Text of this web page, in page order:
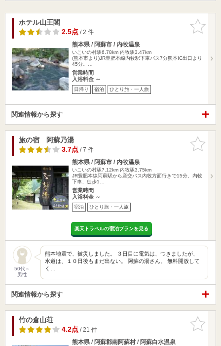
お気に入
りに追加
ホテル山王閣
2.5点/ 2 件
熊本県 / 阿蘇市 / 内牧温泉
いこいの村駅6.78km 内牧駅3.47km
(熊本市より)JR豊肥本線内牧駅下車バス7分熊本IC出口より
45分。…
営業時間
入浴料金 ～
日帰り 宿泊 ひとり旅・一人旅
関連情報から探す
お気に入
りに追加
旅の宿 阿蘇乃湯
3.7点/ 7 件
熊本県 / 阿蘇市 / 内牧温泉
いこいの村駅7.12km 内牧駅3.75km
JR豊肥本線阿蘇駅から産交バス内牧方面行きで15分、内牧
下車、徒歩1…
営業時間
入浴料金 ～
宿泊 ひとり旅・一人旅
楽天トラベルの宿泊プランを見る
50代～
男性
熊本地震で、被災しました。 ３日目に電気は、つきましたが、
水道は、１０日後もまだ出ない。 阿蘇の湯さん。 無料開放して
く…
関連情報から探す
お気に入
りに追加
竹の倉山荘
4.2点/ 21 件
熊本県 / 阿蘇郡南阿蘇村 / 阿蘇白水温泉